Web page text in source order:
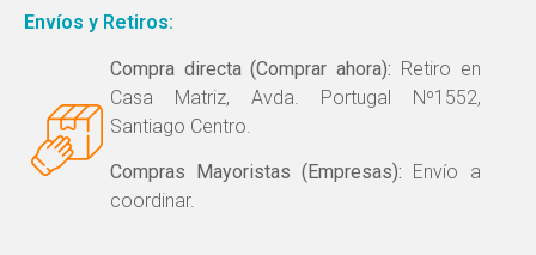
Envíos y Retiros:
Compra directa (Comprar ahora): Retiro en
Casa Matriz, Avda. Portugal Nº1552,
Santiago Centro.
Compras Mayoristas (Empresas): Envío a
coordinar.